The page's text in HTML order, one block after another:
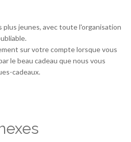
plus jeunes, avec toute l'organisation
sur votre compte lorsque vous
le beau cadeau que nous vous
cadeaux.